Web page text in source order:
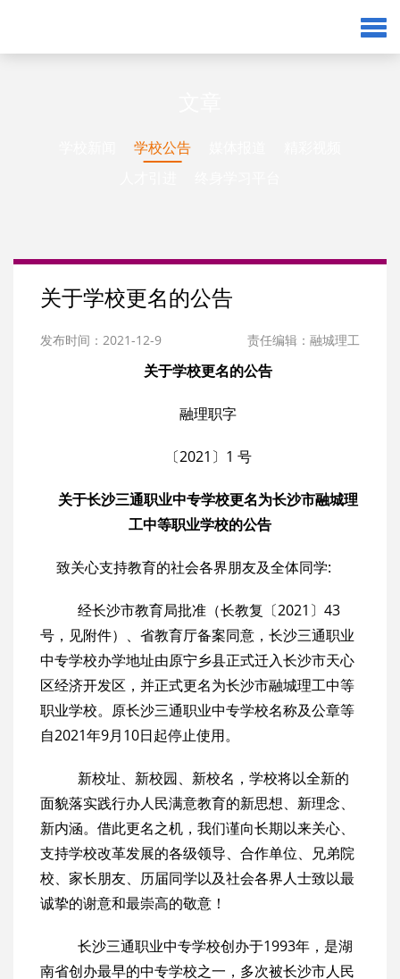
学校公告
关于学校更名的公告
发布时间：2021-12-9 责任编辑：融城理工
关于学校更名的公告
融理职字
〔2021〕1 号
关于长沙三通职业中专学校更名为长沙市融城理
工中等职业学校的公告
致关心支持教育的社会各界朋友及全体同学:
经长沙市教育局批准（长教复〔2021〕43
号，见附件）、省教育厅备案同意，长沙三通职业
中专学校办学地址由原宁乡县正式迁入长沙市天心
区经济开发区，并正式更名为长沙市融城理工中等
职业学校。原长沙三通职业中专学校名称及公章等
自2021年9月10日起停止使用。
新校址、新校园、新校名，学校将以全新的
面貌落实践行办人民满意教育的新思想、新理念、
新内涵。借此更名之机，我们谨向长期以来关心、
支持学校改革发展的各级领导、合作单位、兄弟院
校、家长朋友、历届同学以及社会各界人士致以最
诚挚的谢意和最崇高的敬意！
长沙三通职业中专学校创办于1993年，是湖
南省创办最早的中专学校之一，多次被长沙市人民